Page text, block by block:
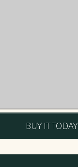
BUY IT TODAY